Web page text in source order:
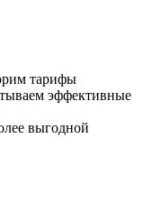
тарифы
эффективные
выгодной